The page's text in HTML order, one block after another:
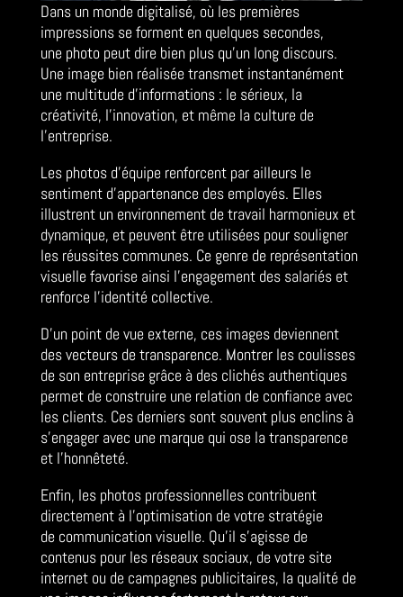
Dans un monde digitalisé, où les premières
impressions se forment en quelques secondes,
une photo peut dire bien plus qu’un long discours.
Une image bien réalisée transmet instantanément
une multitude d’informations : le sérieux, la
créativité, l’innovation, et même la culture de
l’entreprise.
Les photos d’équipe renforcent par ailleurs le
sentiment d’appartenance des employés. Elles
illustrent un environnement de travail harmonieux et
dynamique, et peuvent être utilisées pour souligner
les réussites communes. Ce genre de représentation
visuelle favorise ainsi l’engagement des salariés et
renforce l’identité collective.
D’un point de vue externe, ces images deviennent
des vecteurs de transparence. Montrer les coulisses
de son entreprise grâce à des clichés authentiques
permet de construire une relation de confiance avec
les clients. Ces derniers sont souvent plus enclins à
s’engager avec une marque qui ose la transparence
et l’honnêteté.
Enfin, les photos professionnelles contribuent
directement à l’optimisation de votre stratégie
de communication visuelle. Qu’il s’agisse de
contenus pour les réseaux sociaux, de votre site
internet ou de campagnes publicitaires, la qualité de